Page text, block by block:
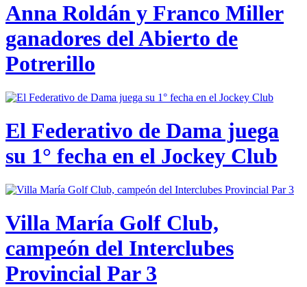
Anna Roldán y Franco Miller
ganadores del Abierto de
Potrerillo
El Federativo de Dama juega
su 1° fecha en el Jockey Club
Villa María Golf Club,
campeón del Interclubes
Provincial Par 3